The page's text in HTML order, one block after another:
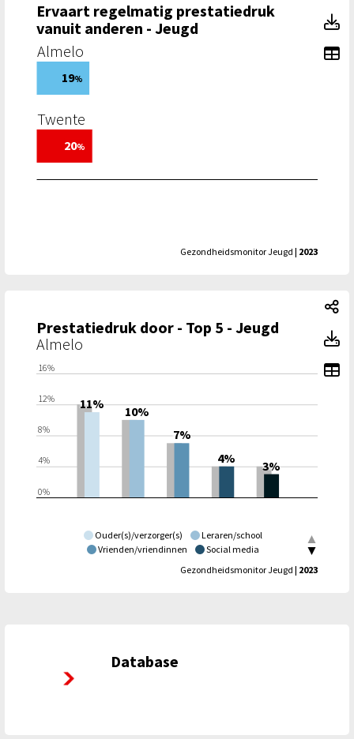
Ervaart regelmatig prestatiedruk
vanuit anderen - Jeugd
Twente
Almelo
20%
19%
Gezondheidsmonitor Jeugd | 2023
Prestatiedruk door - Top 5 - Jeugd
Almelo
Ouder(s)/verzorger(s)
Leraren/school
Vrienden/vriendinnen
Social media
0%
4%
8%
12%
16%
11%
10%
7%
4%
3%
Gezondheidsmonitor Jeugd | 2023
Database
Database Twentse Gezondheidsverkenning